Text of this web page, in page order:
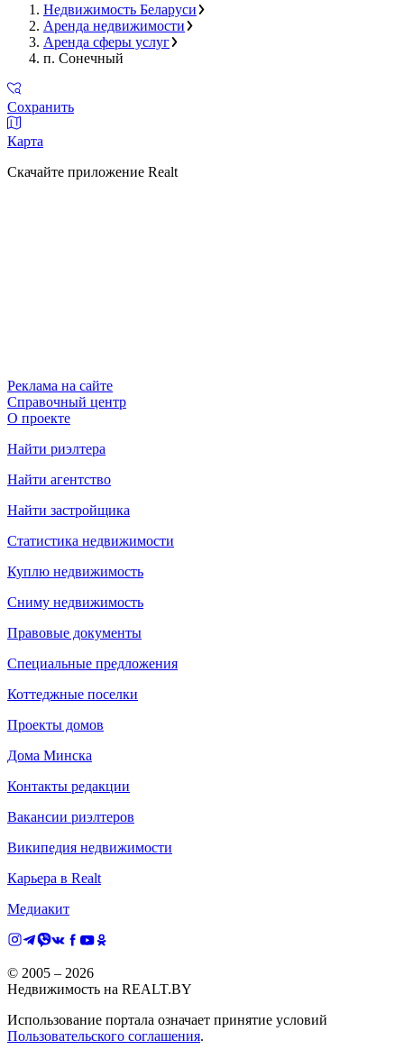
Недвижимость Беларуси
Аренда недвижимости
Аренда сферы услуг
п. Сонечный
Сохранить
Карта
Скачайте приложение Realt
Реклама на сайте
Справочный центр
О проекте
Найти риэлтера
Найти агентство
Найти застройщика
Статистика недвижимости
Куплю недвижимость
Сниму недвижимость
Правовые документы
Специальные предложения
Коттеджные поселки
Проекты домов
Дома Минска
Контакты редакции
Вакансии риэлтеров
Википедия недвижимости
Карьера в Realt
Медиакит
© 2005 – 2026
Недвижимость на REALT.BY
Использование портала означает принятие условий
Пользовательского соглашения.